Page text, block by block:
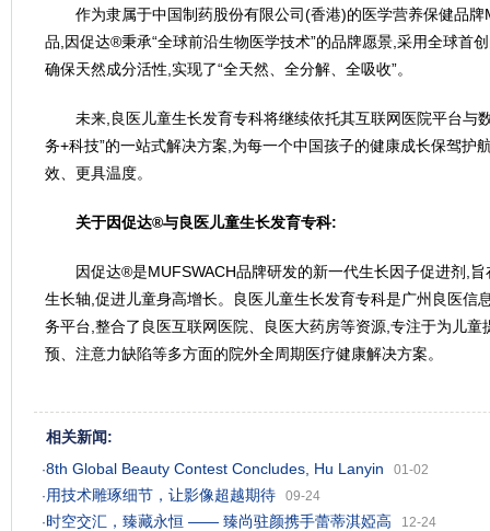
作为隶属于中国制药股份有限公司(香港)的医学营养保健品
品,因促达®秉承“全球前沿生物医学技术”的品牌愿景,采用全球首
确保天然成分活性,实现了“全天然、全分解、全吸收”。
未来,良医儿童生长发育专科将继续依托其互联网医院平台与
务+科技”的一站式解决方案,为每一个中国孩子的健康成长保驾护
效、更具温度。
关于因促达®与良医儿童生长发育专科:
因促达®是MUFSWACH品牌研发的新一代生长因子促进剂,
生长轴,促进儿童身高增长。良医儿童生长发育专科是广州良医信
务平台,整合了良医互联网医院、良医大药房等资源,专注于为儿童
预、注意力缺陷等多方面的院外全周期医疗健康解决方案。
相关新闻:
·8th Global Beauty Contest Concludes, Hu Lanyin
01-02
· 用技术雕琢细节，让影像超越期待
09-24
·时空交汇，臻藏永恒 —— 臻尚驻颜携手蕾蒂淇婭高
12-24